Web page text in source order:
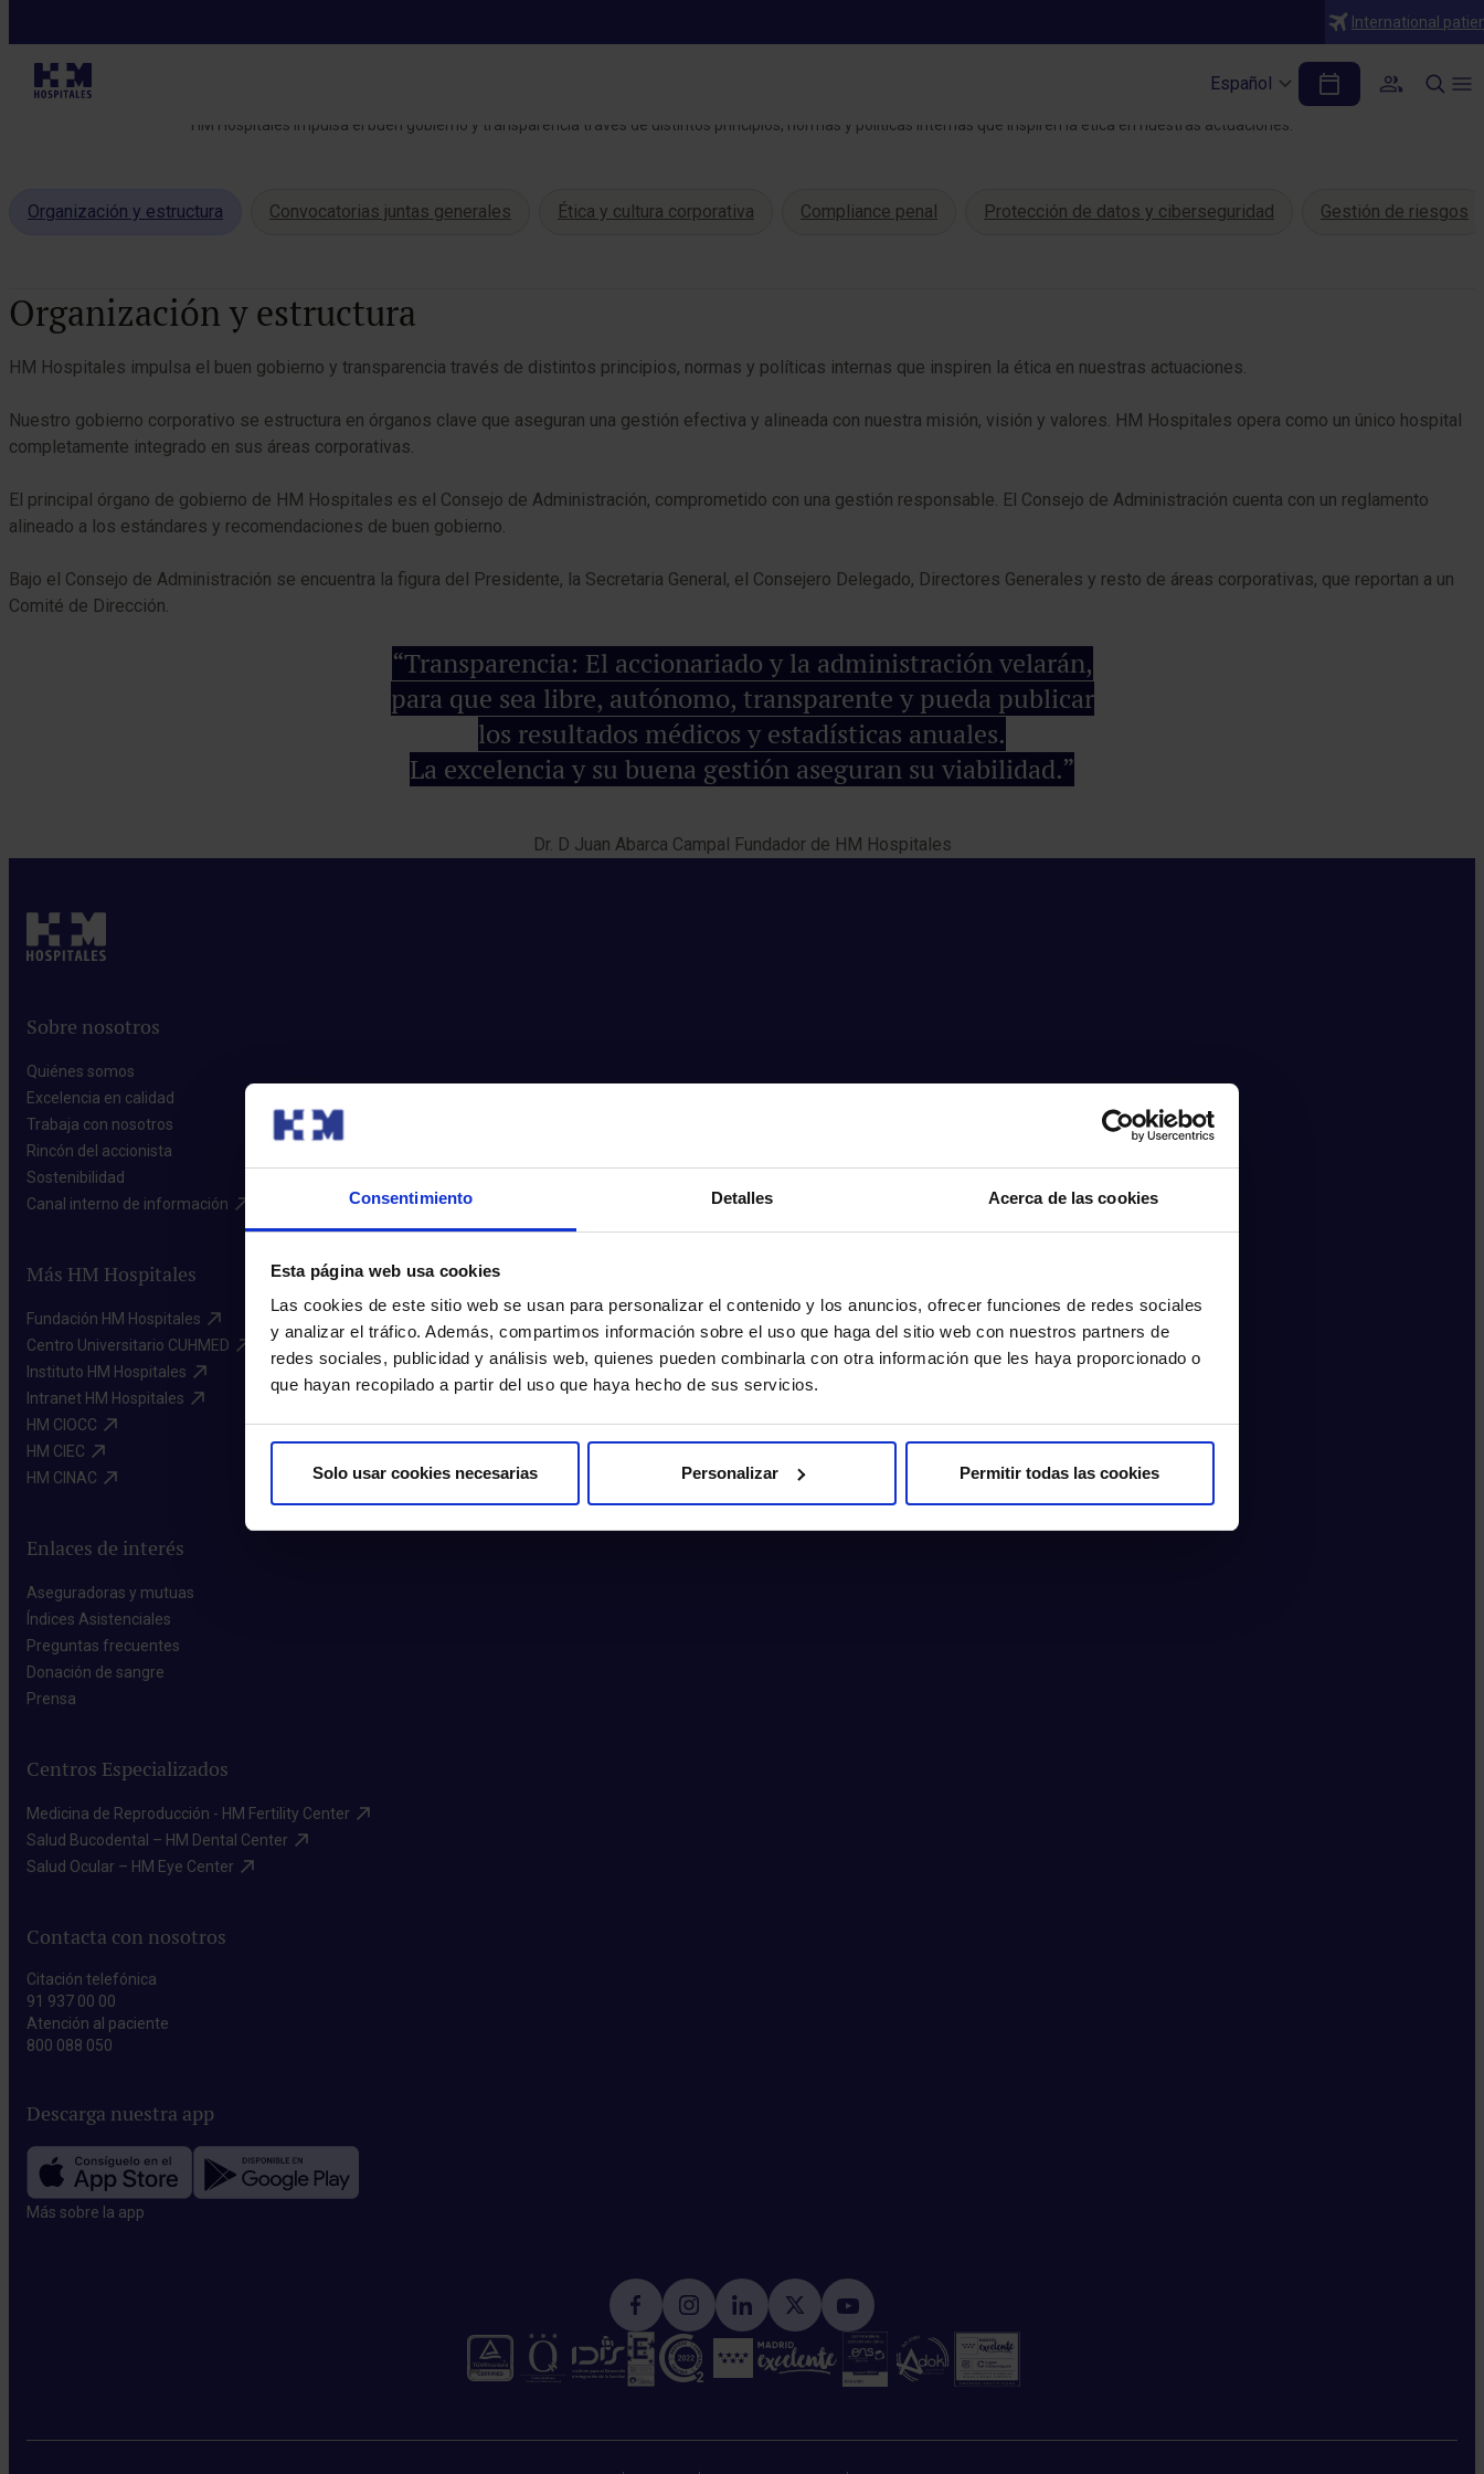
Consentimiento Detalles Acerca de las cookies
Esta página web usa cookies
Las cookies de este sitio web se usan para personalizar el contenido y los anuncios, ofrecer funciones de redes sociales
y analizar el tráfico. Además, compartimos información sobre el uso que haga del sitio web con nuestros partners de
redes sociales, publicidad y análisis web, quienes pueden combinarla con otra información que les haya proporcionado o
que hayan recopilado a partir del uso que haya hecho de sus servicios.
Solo usar cookies necesarias Personalizar Permitir todas las cookies
International
Español
SOSTENIBILIDAD
HM Hospitales impulsa el buen gobierno y transparencia través de distintos principios, normas y políticas internas que inspiren la ética en nuestras actuaciones.
Organización y estructura Convocatorias juntas generales Ética y cultura corporativa Compliance penal Protección de datos y ciberseguridad Gestión de riesgos
Organización y estructura
HM Hospitales impulsa el buen gobierno y transparencia través de distintos principios, normas y políticas internas que inspiren la ética en nuestras actuaciones.
Nuestro gobierno corporativo se estructura en órganos clave que aseguran una gestión efectiva y alineada con nuestra misión, visión y valores. HM Hospitales opera como un único hospital
completamente integrado en sus áreas corporativas.
El principal órgano de gobierno de HM Hospitales es el Consejo de Administración, comprometido con una gestión responsable. El Consejo de Administración cuenta con un reglamento
alineado a los estándares y recomendaciones de buen gobierno.
Bajo el Consejo de Administración se encuentra la figura del Presidente, la Secretaria General, el Consejero Delegado, Directores Generales y resto de áreas corporativas, que reportan a un
Comité de Dirección.
“Transparencia: El accionariado y la administración velarán,
para que sea libre, autónomo, transparente y pueda publicar
los resultados médicos y estadísticas anuales.
La excelencia y su buena gestión aseguran su viabilidad.”
Dr. D Juan Abarca Campal Fundador de HM Hospitales
Sobre nosotros
Quiénes somos​
Excelencia en calidad​
Trabaja con nosotros​
Rincón del accionista​
Sostenibilidad​
Canal interno de información​
Más HM Hospitales
Fundación HM Hospitales​
Centro Universitario CUHMED​
Instituto HM Hospitales​
Intranet HM Hospitales​
HM CIOCC​
HM CIEC​
HM CINAC​
Enlaces de interés
Aseguradoras y mutuas​
Índices Asistenciales​
Preguntas frecuentes​
Donación de sangre​
Prensa​
Centros Especializados
Medicina de Reproducción - HM Fertility Center​
Salud Bucodental – HM Dental Center​
Salud Ocular – HM Eye Center​
Contacta con nosotros
Citación telefónica
91 937 00 00
Atención al paciente
800 088 050
Descarga nuestra app
Más sobre la app​